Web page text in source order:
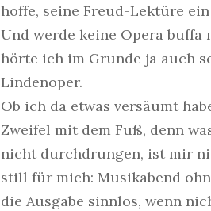
hoffe, seine Freud-Lektüre
Und werde keine Opera buffa
hörte ich im Grunde ja auch
Lindenoper.
Ob ich da etwas versäumt
Zweifel mit dem Fuß, denn
nicht durchdrungen, ist mir
still für mich: Musikabend
die Ausgabe sinnlos, wenn